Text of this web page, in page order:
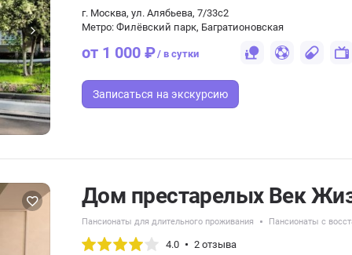
г. Москва, ул. Алябьева, 7/33с2
Метро: Филёвский парк, Багратионовская
от 1 000 ₽/ в сутки
Записаться на экскурсию
Дом престарелых Век
Пансионаты для длительного проживания Пансионаты с
4.0 2 отзыва